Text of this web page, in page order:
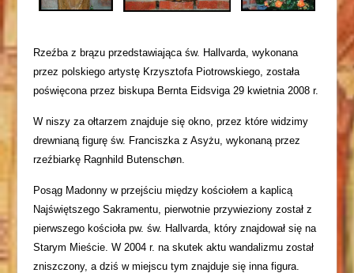
Rzeźba z brązu przedstawiająca św. Hallvarda, wykonana
przez polskiego artystę Krzysztofa Piotrowskiego, została
poświęcona przez biskupa Bernta Eidsviga 29 kwietnia 2008 r.
W niszy za ołtarzem znajduje się okno, przez które widzimy
drewnianą figurę św. Franciszka z Asyżu, wykonaną przez
rzeźbiarkę Ragnhild Butenschøn.
Posąg Madonny w przejściu między kościołem a kaplicą
Najświętszego Sakramentu, pierwotnie przywieziony został z
pierwszego kościoła pw. św. Hallvarda, który znajdował się na
Starym Mieście. W 2004 r. na skutek aktu wandalizmu został
zniszczony, a dziś w miejscu tym znajduje się inna figura.